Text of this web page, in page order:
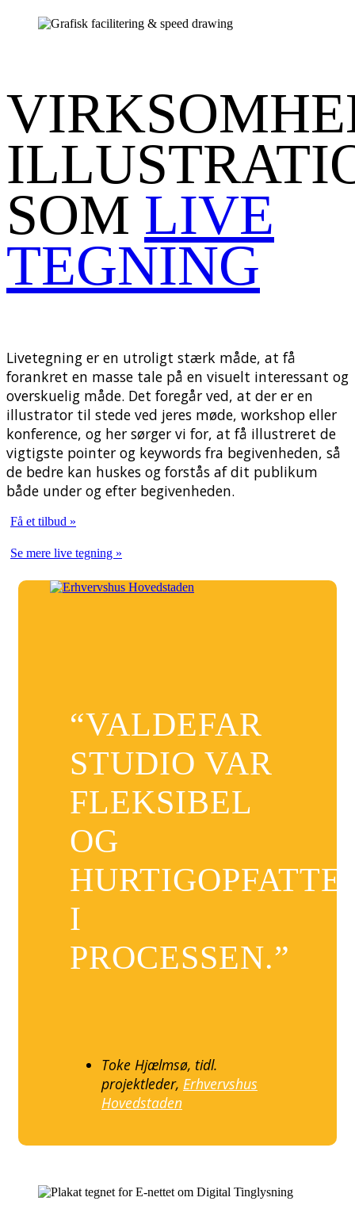
SOM LIVE
TEGNING
Livetegning er en utroligt stærk måde, at få
forankret en masse tale på en visuelt interessant og
overskuelig måde. Det foregår ved, at der er en
illustrator til stede ved jeres møde, workshop eller
konference, og her sørger vi for, at få illustreret de
vigtigste pointer og keywords fra begivenheden, så
de bedre kan huskes og forstås af dit publikum
både under og efter begivenheden.
Få et tilbud »
Se mere live tegning »
“VALDEFAR
STUDIO VAR
FLEKSIBEL
OG
I
PROCESSEN.”
Toke Hjælmsø, tidl.
projektleder, Erhvervshus
Hovedstaden